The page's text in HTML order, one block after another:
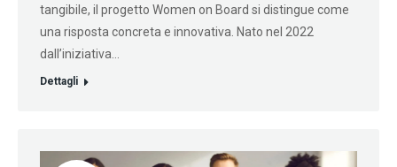
tangibile, il progetto Women on Board si distingue come
una risposta concreta e innovativa. Nato nel 2022
dall’iniziativa…
Dettagli